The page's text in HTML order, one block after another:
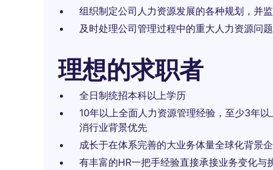
组织制定公司人力资源发展的各种规划，并
及时处理公司管理过程中的重大人力资源问题
理想的求职者
全日制统招本科以上学历
10年以上全面人力资源管理经验，至少3年
消行业背景优先
成长于在体系完善的大业务体量全球化背景
有丰富的HR一把手经验直接承接业务变化